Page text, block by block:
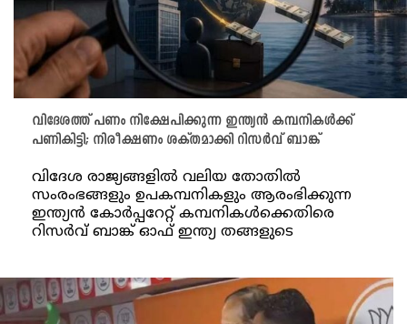
വിദേശത്ത് പണം നിക്ഷേപിക്കുന്ന ഇന്ത്യൻ കമ്പനികൾക്ക്
പണികിട്ടി; നിരീക്ഷണം ശക്തമാക്കി റിസർവ് ബാങ്ക്
വിദേശ രാജ്യങ്ങളിൽ വലിയ തോതിൽ
സംരംഭങ്ങളും ഉപകമ്പനികളും ആരംഭിക്കുന്ന
ഇന്ത്യൻ കോർപ്പറേറ്റ് കമ്പനികൾക്കെതിരെ
റിസർവ് ബാങ്ക് ഓഫ് ഇന്ത്യ തങ്ങളുടെ